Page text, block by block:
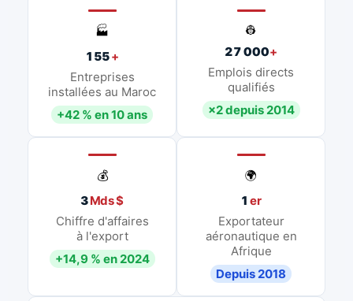
🏭
155+
Entreprises
installées au Maroc
+42 % en 10 ans
👷
27 000+
Emplois directs
qualifiés
×2 depuis 2014
💰
3Mds $
Chiffre d'affaires
à l'export
+14,9 % en 2024
🌍
1 er
Exportateur
aéronautique en
Afrique
Depuis 2018